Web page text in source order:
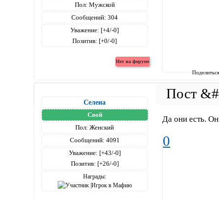
Пол: Мужской
Сообщений: 304
Уважение: [+4/-0]
Позитив: [+0/-0]
Селена
Свой
Пол: Женский
Сообщений: 4091
Уважение: [+43/-0]
Позитив: [+26/-0]
Награды:
Да они есть.
0